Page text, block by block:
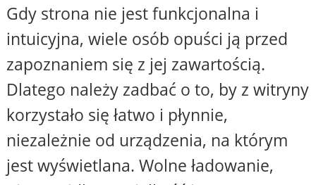
Gdy strona nie jest funkcjonalna i
intuicyjna, wiele osób opuści ją przed
zapoznaniem się z jej zawartością.
Dlatego należy zadbać o to, by z witryny
korzystało się łatwo i płynnie,
niezależnie od urządzenia, na którym
jest wyświetlana. Wolne ładowanie,